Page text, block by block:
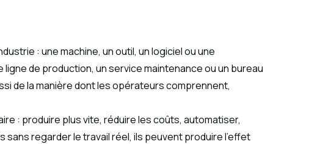
: une machine, un outil, un logiciel ou une
ligne de production, un service maintenance ou un bureau
de la manière dont les opérateurs comprennent,
: produire plus vite, réduire les coûts, automatiser,
regarder le travail réel, ils peuvent produire l’effet